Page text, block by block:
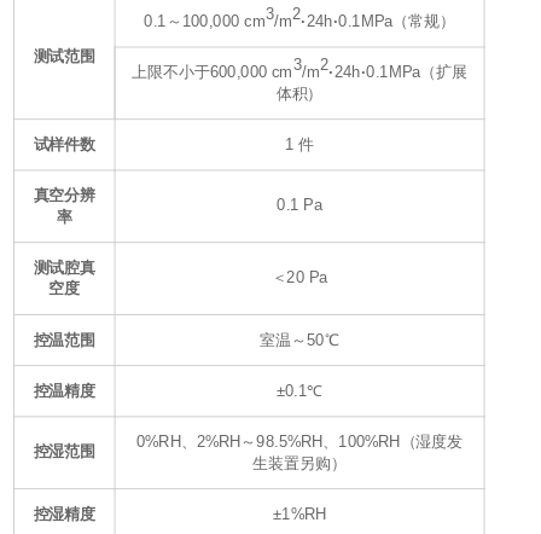
测试范围
0.1～100,000 cm3/m2·24h·0.1MPa（常规）
上限不小于600,000 cm3/m2·24h·0.1MPa（扩展
体积）
试样件数 1 件
真空分辨
率
0.1 Pa
测试腔真
空度
＜20 Pa
控温范围 室温～50℃
控温精度 ±0.1℃
控湿范围
0%RH、2%RH～98.5%RH、100%RH（湿度发
生装置另购）
控湿精度 ±1%RH